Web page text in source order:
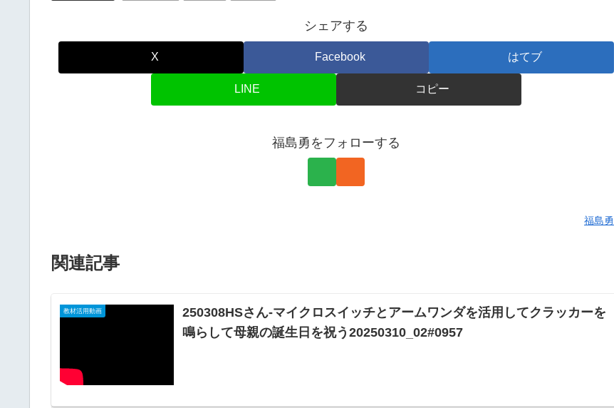
シェアする
X Facebook はてブ
LINE コピー
福島勇をフォローする
福島勇
関連記事
教材活用動画
250308HSさん-マイクロスイッチとアームワンダを活用してクラッカーを
鳴らして母親の誕生日を祝う20250310_02#0957